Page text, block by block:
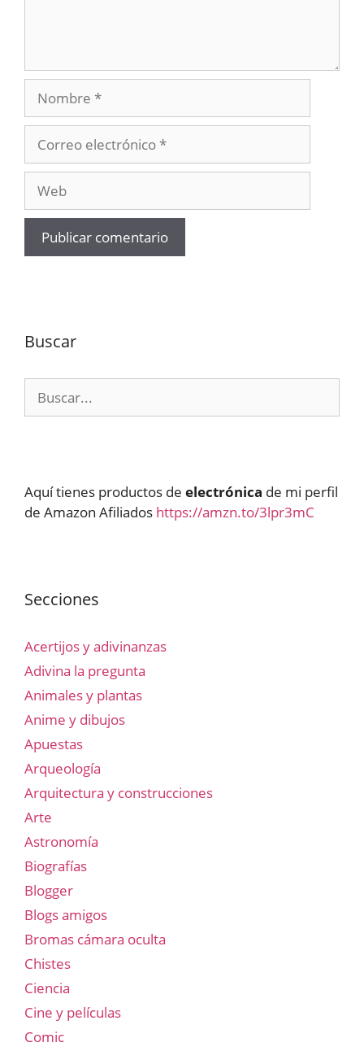
Nombre
electrónico
Buscar
Aquí tienes productos de electrónica de mi perfil
de Amazon Afiliados https://amzn.to/3lpr3mC
Secciones
Acertijos y adivinanzas
Adivina la pregunta
Animales y plantas
Anime y dibujos
Apuestas
Arqueología
Arquitectura y construcciones
Arte
Astronomía
Biografías
Blogger
Blogs amigos
Bromas cámara oculta
Chistes
Ciencia
Cine y películas
Comic